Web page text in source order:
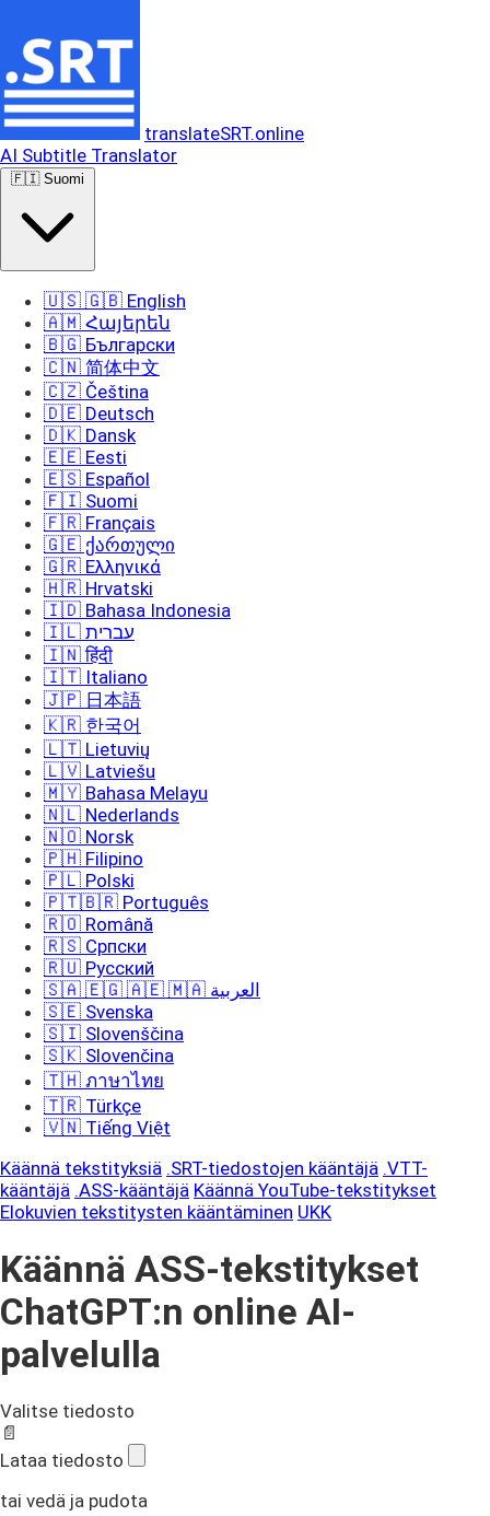
translateSRT.online
AI Subtitle Translator
🇫🇮 Suomi
🇺🇸 🇬🇧 English
🇦🇲 Հայերեն
🇧🇬 Български
🇨🇳 简体中文
🇨🇿 Čeština
🇩🇪 Deutsch
🇩🇰 Dansk
🇪🇪 Eesti
🇪🇸 Español
🇫🇮 Suomi
🇫🇷 Français
🇬🇪 ქართული
🇬🇷 Ελληνικά
🇭🇷 Hrvatski
🇮🇩 Bahasa Indonesia
🇮🇱 עברית
🇮🇳 हिंदी
🇮🇹 Italiano
🇯🇵 日本語
🇰🇷 한국어
🇱🇹 Lietuvių
🇱🇻 Latviešu
🇲🇾 Bahasa Melayu
🇳🇱 Nederlands
🇳🇴 Norsk
🇵🇭 Filipino
🇵🇱 Polski
🇵🇹🇧🇷 Português
🇷🇴 Română
🇷🇸 Српски
🇷🇺 Русский
🇸🇦 🇪🇬 🇦🇪 🇲🇦 العربية
🇸🇪 Svenska
🇸🇮 Slovenščina
🇸🇰 Slovenčina
🇹🇭 ภาษาไทย
🇹🇷 Türkçe
🇻🇳 Tiếng Việt
Käännä tekstityksiä .SRT-tiedostojen kääntäjä .VTT-
kääntäjä .ASS-kääntäjä Käännä YouTube-tekstitykset
Elokuvien tekstitysten kääntäminen UKK
Käännä ASS-tekstitykset
ChatGPT:n online AI-
palvelulla
Valitse tiedosto
📄
Lataa tiedosto
tai vedä ja pudota